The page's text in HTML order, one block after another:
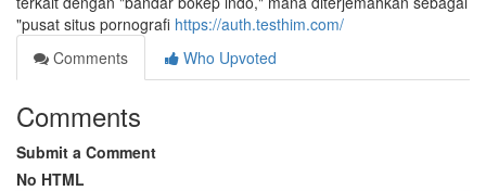
"pusat situs pornografi https://auth.testhim.com/
Comments
Who Upvoted
Comments
Submit a Comment
No HTML